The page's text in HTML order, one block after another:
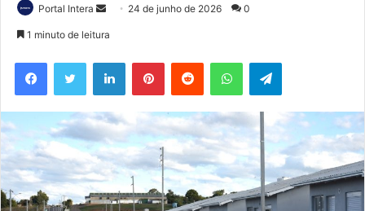
Portal Intera
Mande
mail
24 de junho de 2026 0
1 minuto de leitura
FacebookTwitter LinkedinPinterestReddit WhatsAppTelegram